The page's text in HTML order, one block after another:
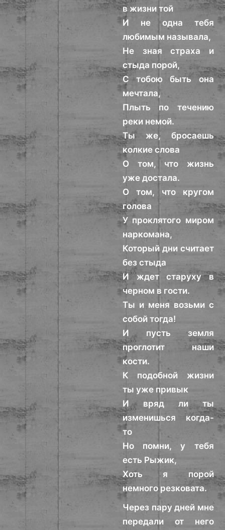
в жизни той
И не одна тебя
любимым называла,
Не зная страха и
стыда порой,
С тобою быть она
мечтала,
Плыть по течению
реки немой.
Ты же, бросаешь
колкие слова
О том, что жизнь
уже достала.
О том, что кругом
голова
У проклятого миром
наркомана,
Который дни считает
без стыда
И ждет старуху в
черном в гости.
Ты и меня возьми с
собой тогда!
И пусть земля
проглотит наши
кости.
К подобной жизни
ты уже привык
И вряд ли ты
изменишься когда-
то
Но помни, у тебя
есть Рыжик,
Хоть я порой
немного резковата.
Через пару дней мне
передали от него